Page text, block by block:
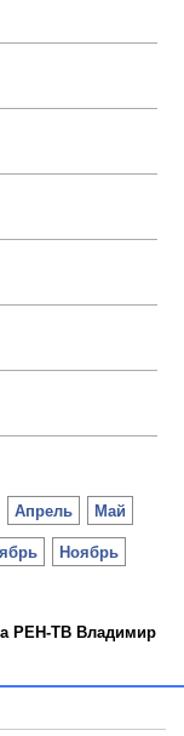
Апрель Май
Ноябрь
РЕН-ТВ Владимир